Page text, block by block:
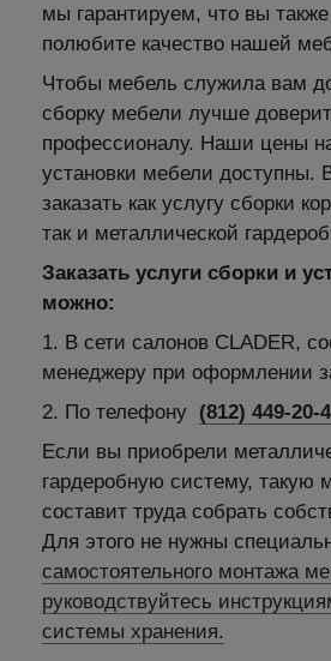
мы гарантируем, что вы
полюбите качество нашей
Чтобы мебель служила вам
сборку мебели лучше
профессионалу. Наши цены
установки мебели доступны.
заказать как услугу сборки
так и металлической
Заказать услуги сборки и
можно:
1. В сети салонов CLADER,
менеджеру при оформлении
2. По телефону (812) 449-20-
Если вы приобрели
гардеробную систему, такую
составит труда собрать
Для этого не нужны
самостоятельного монтажа
руководствуйтесь
системы хранения.